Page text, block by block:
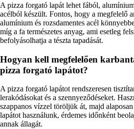
A pizza forgató lapát lehet fából,
acélból készült. Fontos, hogy a megfelelő
alumínium és rozsdamentes acél
míg a fa természetes anyag, ami esetleg
befolyásolhatja a tészta tapadását.
Hogyan kell megfelelően
pizza forgató lapátot?
A pizza forgató lapátot rendszeresen
lerakódásokat és a szennyeződéseket.
szappanos vízzel töröljük át, majd
lapátot használunk, érdemes időnként
annak állagát.